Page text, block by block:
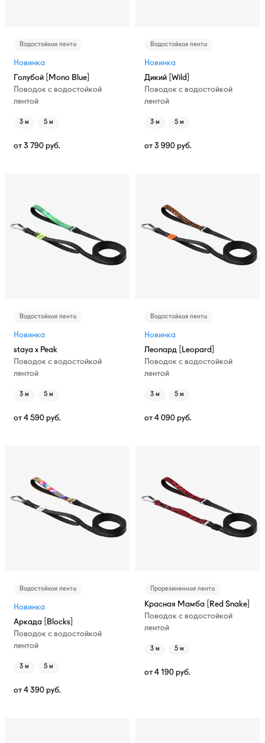
Водостойкая лента
Новинка
Голубой [Mono Blue]
Поводок с водостойкой
лентой
3 м 5 м
от 3 790 руб.
Водостойкая лента
Новинка
Дикий [Wild]
Поводок с водостойкой
лентой
3 м 5 м
от 3 990 руб.
Водостойкая лента
Новинка
staya x Peak
Поводок с водостойкой
лентой
3 м 5 м
от 4 590 руб.
Водостойкая лента
Новинка
Леопард [Leopard]
Поводок с водостойкой
лентой
3 м 5 м
от 4 090 руб.
Водостойкая лента
Новинка
Аркада [Blocks]
Поводок с водостойкой
лентой
3 м 5 м
от 4 390 руб.
Прорезиненная лента
Красная Мамба [Red Snake]
Поводок с водостойкой
лентой
3 м 5 м
от 4 190 руб.